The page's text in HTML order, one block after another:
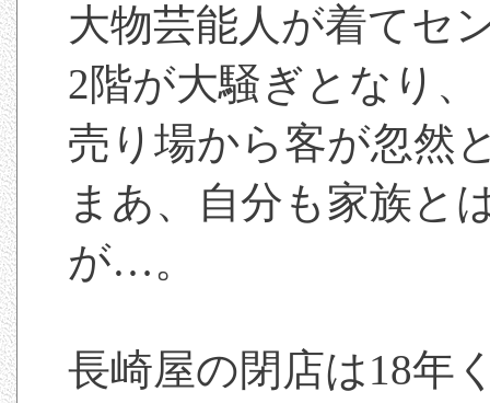
大物芸能人が着てセ
2階が大騒ぎとなり、
売り場から客が忽然
まあ、自分も家族と
が…。
長崎屋の閉店は18年